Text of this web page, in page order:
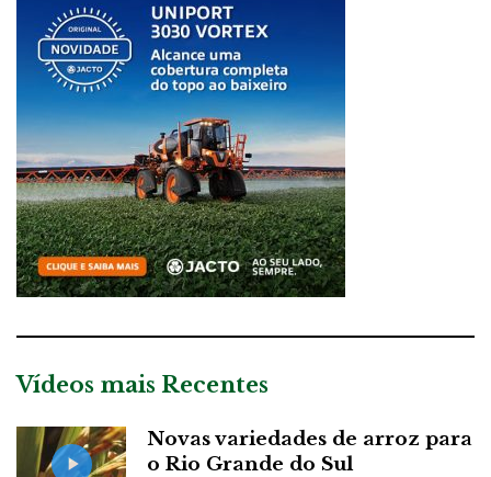
Vídeos mais Recentes
Novas variedades de arroz para
o Rio Grande do Sul